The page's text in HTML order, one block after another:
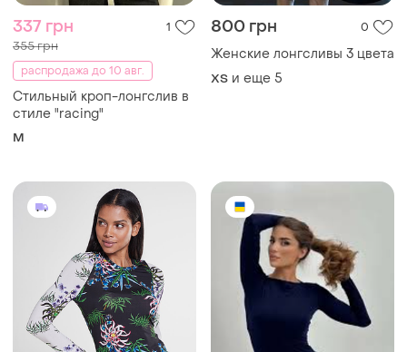
337 грн 1
355 грн
распродажа до 10 авг.
Стильный кроп-лонгслив в
стиле "racing"
M
800 грн 0
Женские лонгсливы 3 цвета
ХS и еще 5